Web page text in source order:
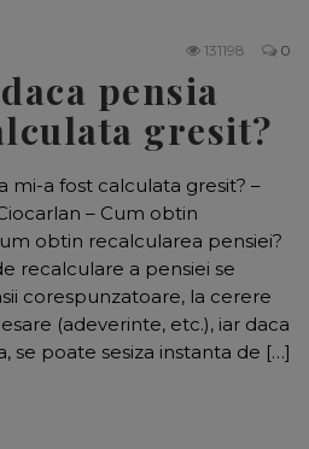
0
131198
pensia
gresit?
mi-a fost calculata gresit? –
– Cum obtin
obtin recalcularea pensiei?
recalculare a pensiei se
corespunzatoare, la cerere
(adeverinte, etc.), iar daca
se poate sesiza instanta de […]